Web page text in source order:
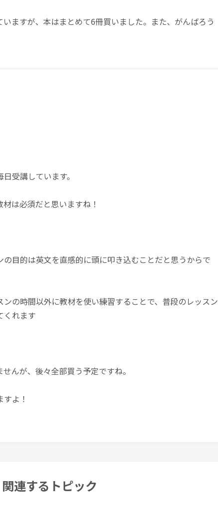
いますが、本はまとめて6冊買いました。また、がんばろう
受講しています。
は必須だと思いますね！
の目的は英文を直感的に頭に叩き込むことだと思うからで
ンの時間以外に教材を使い練習することで、普段のレッスン
くれます
んが、後々全部買う予定ですね。
よ！
関連するトピック